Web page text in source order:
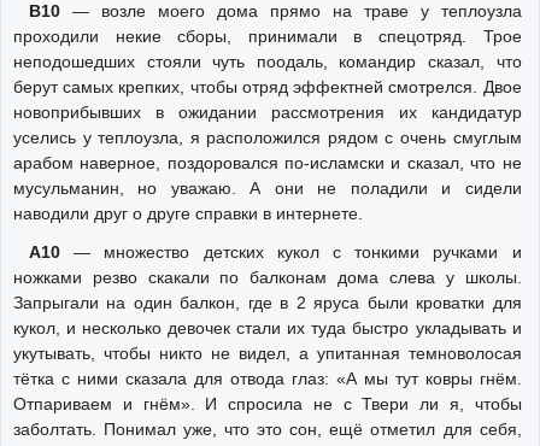
В10— возле моего дома прямо на траве у теплоузла
проходили некие сборы, принимали в спецотряд. Трое
неподошедших стояли чуть поодаль, командир сказал, что
берут самых крепких, чтобы отряд эффектней смотрелся. Двое
новоприбывших в ожидании рассмотрения их кандидатур
уселись у теплоузла, я расположился рядом с очень смуглым
арабом наверное, поздоровался по-исламски и сказал, что не
мусульманин, но уважаю. А они не поладили и сидели
наводили друг о друге справки в интернете.
А10— множество детских кукол с тонкими ручками и
ножками резво скакали по балконам дома слева у школы.
Запрыгали на один балкон, где в 2 яруса были кроватки для
кукол, и несколько девочек стали их туда быстро укладывать и
укутывать, чтобы никто не видел, а упитанная темноволосая
тётка с ними сказала для отвода глаз: «А мы тут ковры гнём.
Отпариваем и гнём». И спросила не с Твери ли я, чтобы
заболтать. Понимал уже, что это сон, ещё отметил для себя,